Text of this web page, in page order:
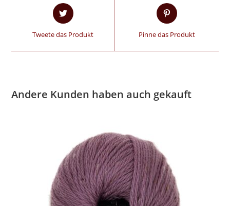
Tweete das Produkt Pinne das Produkt
Andere Kunden haben auch gekauft